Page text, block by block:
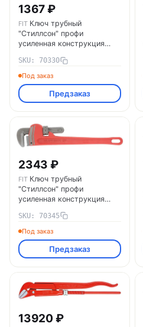
1367 ₽
FIT Ключ трубный
"Стиллсон" профи
усиленная конструкция
SKU: 70330
Под заказ
Предзаказ
2343 ₽
FIT Ключ трубный
"Стиллсон" профи
усиленная конструкция
SKU: 70345
Под заказ
Предзаказ
13920 ₽